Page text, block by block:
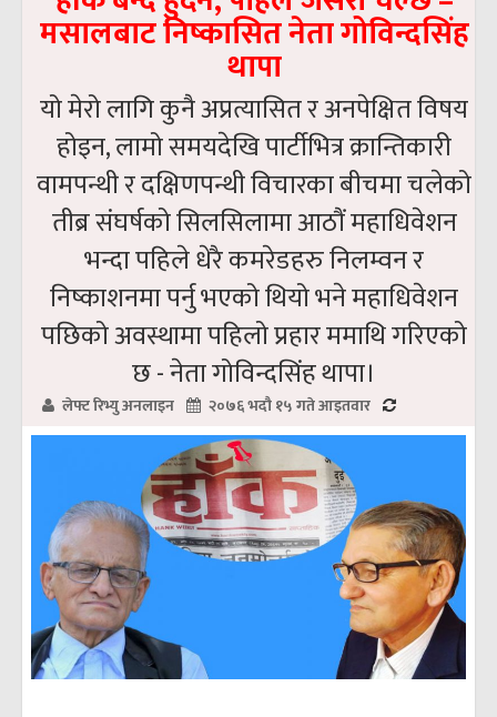
मसालबाट निष्कासित नेता गोविन्दसिंह
थापा
यो मेरो लागि कुनै अप्रत्यासित र अनपेक्षित विषय
होइन, लामो समयदेखि पार्टीभित्र क्रान्तिकारी
वामपन्थी र दक्षिणपन्थी विचारका बीचमा चलेको
तीब्र संघर्षको सिलसिलामा आठौं महाधिवेशन
भन्दा पहिले धेरै कमरेडहरु निलम्वन र
निष्काशनमा पर्नु भएको थियो भने महाधिवेशन
पछिको अवस्थामा पहिलो प्रहार ममाथि गरिएको
छ - नेता गोविन्दसिंह थापा।
लेफ्ट रिभ्यु अनलाइन २०७६ भदौ १५ गते आइतवार